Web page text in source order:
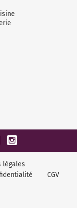
légales
CGV